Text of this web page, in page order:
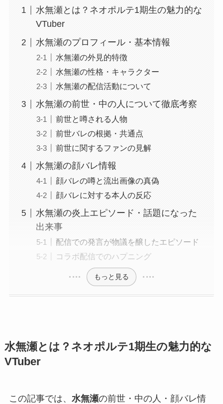
水無瀬とは？ネオポルテ1期生の魅力的な
VTuber
水無瀬のプロフィール・基本情報
水無瀬の外見的特徴
水無瀬の性格・キャラクター
水無瀬の配信活動について
水無瀬の前世・中の人について徹底考察
前世と噂される人物
前世バレの根拠・共通点
前世に関するファンの見解
水無瀬の顔バレ情報
顔バレの噂と流出画像の真偽
顔バレに対する本人の反応
水無瀬の炎上エピソード・話題になった
出来事
配信での発言が物議を醸したエピソード
コラボ配信でのハプニング
もっと見る
水無瀬とは？ネオポルテ1期生の魅力的な
VTuber
この記事では、 水無瀬の前世・中の人・顔バレ情